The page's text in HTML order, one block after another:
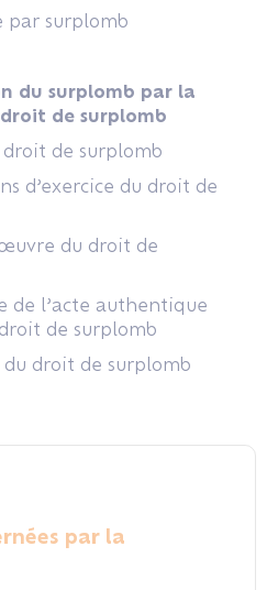
par surplomb
du surplomb par la
de surplomb
droit de surplomb
d’exercice du droit de
du droit de
de l’acte authentique
de surplomb
du droit de surplomb
par la